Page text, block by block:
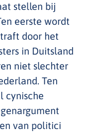
stellen bij
eerste wordt
door het
in Duitsland
niet slechter
Ten
cynische
van politici